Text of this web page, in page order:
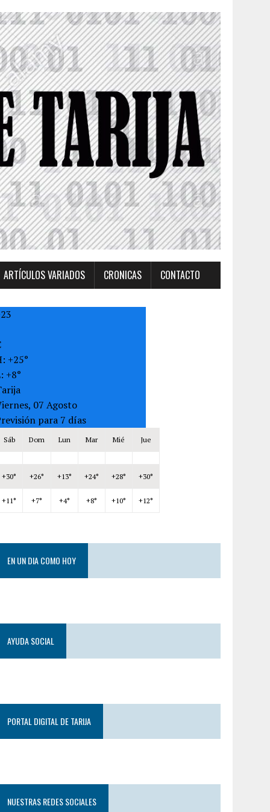
ARTÍCULOS VARIADOS CRONICAS CONTACTO
23
+25°
+8°
07 Agosto
para 7 días
Sáb Dom Lun Mar Mié Jue
+30° +26° +13° +24° +28° +30°
+11° +7° +4° +8° +10° +12°
EN UN DIA COMO HOY
AYUDA SOCIAL
PORTAL DIGITAL DE TARIJA
NUESTRAS REDES SOCIALES